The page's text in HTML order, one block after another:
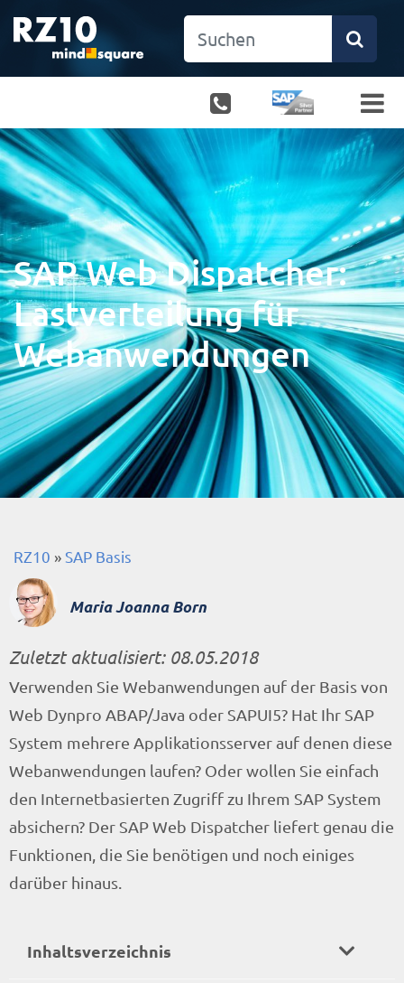
SAP Web Dispatcher:
Lastverteilung für
Webanwendungen
RZ10 » SAP Basis
Maria Joanna Born
Zuletzt aktualisiert: 08.05.2018
Verwenden Sie Webanwendungen auf der Basis von
Web Dynpro ABAP/Java oder SAPUI5? Hat Ihr SAP
System mehrere Applikationsserver auf denen diese
Webanwendungen laufen? Oder wollen Sie einfach
den Internetbasierten Zugriff zu Ihrem SAP System
absichern? Der SAP Web Dispatcher liefert genau die
Funktionen, die Sie benötigen und noch einiges
darüber hinaus.
Inhaltsverzeichnis